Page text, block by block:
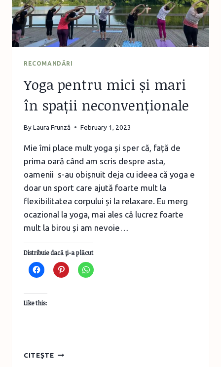
RECOMANDĂRI
Yoga pentru mici și mari
în spații neconvenționale
ByLaura Frunză February 1, 2023
Mie îmi place mult yoga și sper că, față de
prima oară când am scris despre asta,
oamenii s-au obișnuit deja cu ideea că yoga e
doar un sport care ajută foarte mult la
flexibilitatea corpului și la relaxare. Eu merg
ocazional la yoga, mai ales că lucrez foarte
mult la birou și am nevoie…
Distribuie dacă ţi-a plăcut
Like this:
CITEȘTEYOGA